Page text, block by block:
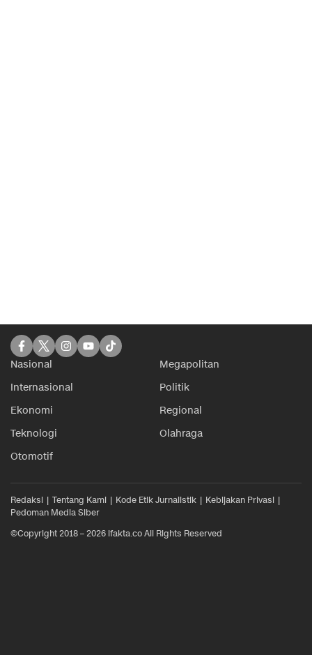
Nasional
Megapolitan
Internasional
Politik
Ekonomi
Regional
Teknologi
Olahraga
Otomotif
Redaksi Tentang Kami Kode Etik Jurnalistik
Kebijakan Privasi
Pedoman Media Siber
©Copyright 2018 – 2026 ifakta.co All Rights Reserved